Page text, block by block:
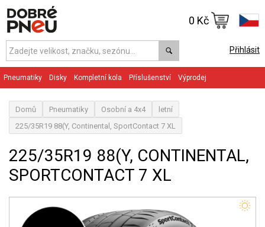
Přihlásit
0 Kč
Pneumatiky Disky Kompletní kola Příslušenství Výprodej
Domů Pneumatiky Osobní a 4x4
letní
225/35R19 88(Y, Continental, SportContact 7 XL
225/35R19 88(Y, CONTINENTAL,
SPORTCONTACT 7 XL